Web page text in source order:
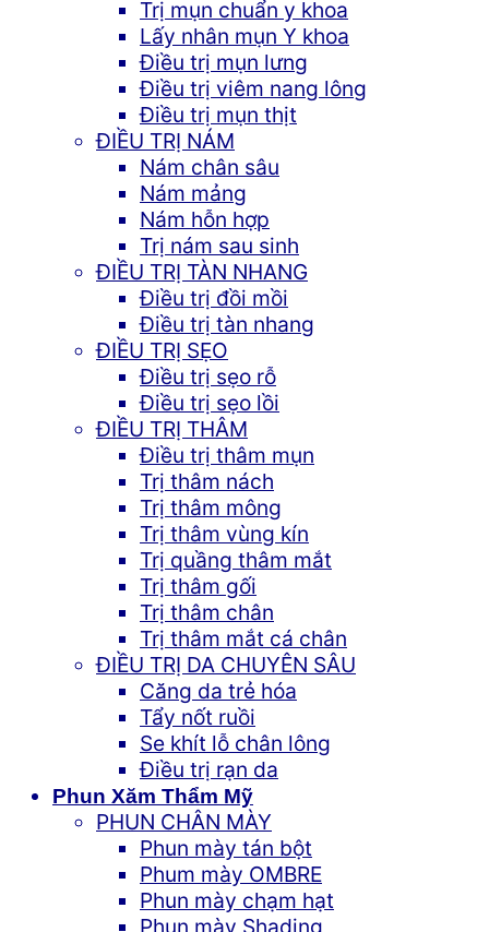
Trị mụn chuẩn y khoa
Lấy nhân mụn Y khoa
Điều trị mụn lưng
Điều trị viêm nang lông
Điều trị mụn thịt
ĐIỀU TRỊ NÁM
Nám chân sâu
Nám mảng
Nám hỗn hợp
Trị nám sau sinh
ĐIỀU TRỊ TÀN NHANG
Điều trị đồi mồi
Điều trị tàn nhang
ĐIỀU TRỊ SẸO
Điều trị sẹo rỗ
Điều trị sẹo lồi
ĐIỀU TRỊ THÂM
Điều trị thâm mụn
Trị thâm nách
Trị thâm mông
Trị thâm vùng kín
Trị quầng thâm mắt
Trị thâm gối
Trị thâm chân
Trị thâm mắt cá chân
ĐIỀU TRỊ DA CHUYÊN SÂU
Căng da trẻ hóa
Tẩy nốt ruồi
Se khít lỗ chân lông
Điều trị rạn da
Phun Xăm Thẩm Mỹ
PHUN CHÂN MÀY
Phun mày tán bột
Phum mày OMBRE
Phun mày chạm hạt
Phun mày Shading